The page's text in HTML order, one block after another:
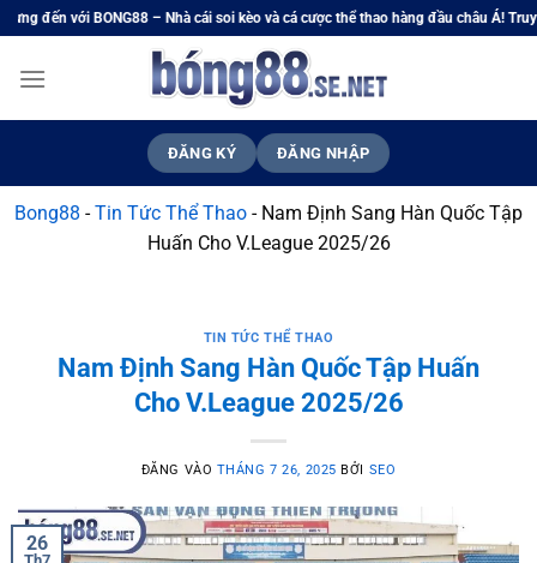
Bỏ
nội
cái soi kèo và cá cược thể thao hàng đầu châu Á! Truy cập website chính thức tại
ĐĂNG KÝ ĐĂNG NHẬP
Bong88 -Tin Tức Thể Thao - Nam Định Sang Hàn Quốc Tập
Huấn Cho V.League 2025/26
TIN TỨC THỂ THAO
Nam Định Sang Hàn Quốc Tập Huấn
Cho V.League 2025/26
ĐĂNG VÀO THÁNG 7 26, 2025 BỞI SEO
26